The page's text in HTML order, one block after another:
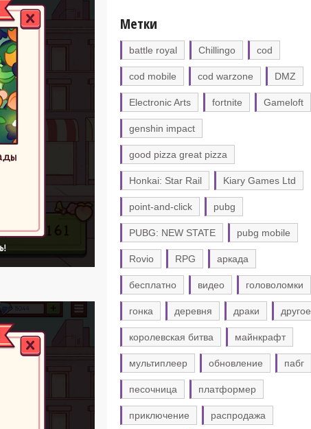
Метки
battle royal Chillingo cod
cod mobile cod warzone DMZ
Electronic Arts fortnite Gameloft
genshin impact
good pizza great pizza
Honkai: Star Rail Kiary Games Ltd
point-and-click pubg
PUBG: NEW STATE pubg mobile
Rovio RPG аркада
бесплатно видео головоломки
гонка деревня драки другое
королевская битва майнкрафт
мультиплеер обновление пабг
песочница платформер
приключение распродажа